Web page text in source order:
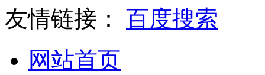
友情链接：
百度搜索
网站首页